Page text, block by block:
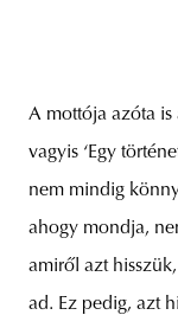
A mottója azóta is
vagyis ‘Egy
nem mindig
ahogy mondja,
amiről azt
ad. Ez pedig, azt